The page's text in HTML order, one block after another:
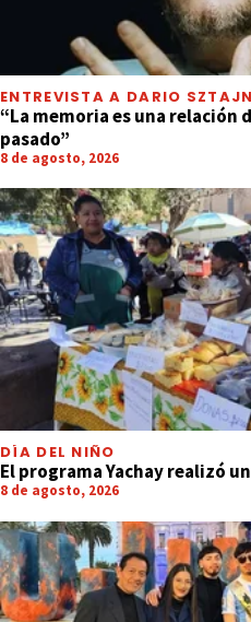
ENTREVISTA A DARIO
“La memoria es una relación
pasado”
8 de agosto, 2026
DÍA DEL NIÑO
El programa Yachay realizó
8 de agosto, 2026